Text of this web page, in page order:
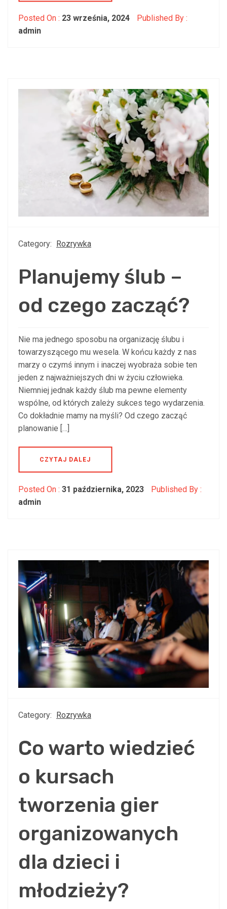
Posted On : 23 września, 2024
Published By :
admin
Category: Rozrywka
Planujemy ślub –
od czego zacząć?
Nie ma jednego sposobu na organizację ślubu i
towarzyszącego mu wesela. W końcu każdy z nas
marzy o czymś innym i inaczej wyobraża sobie ten
jeden z najważniejszych dni w życiu człowieka.
Niemniej jednak każdy ślub ma pewne elementy
wspólne, od których zależy sukces tego wydarzenia.
Co dokładnie mamy na myśli? Od czego zacząć
planowanie […]
CZYTAJ DALEJ
Posted On : 31 października, 2023
Published By :
admin
Category: Rozrywka
Co warto wiedzieć
o kursach
tworzenia gier
organizowanych
dla dzieci i
młodzieży?